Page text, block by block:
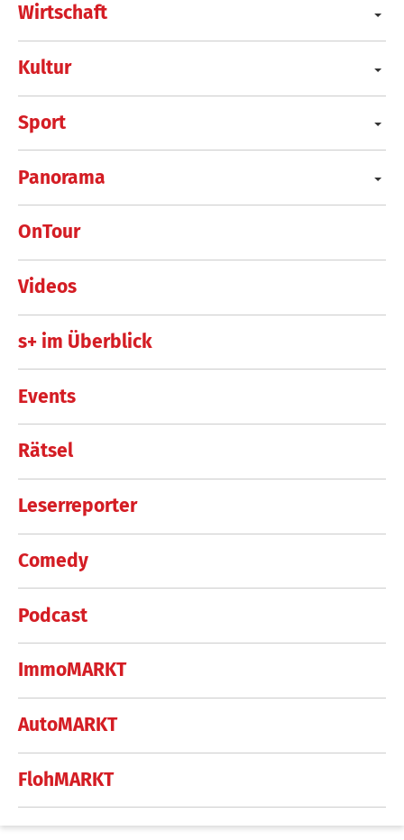
Wirtschaft
Kultur
Sport
Panorama
OnTour
Videos
s+ im Überblick
Events
Rätsel
Leserreporter
Comedy
Podcast
ImmoMARKT
AutoMARKT
FlohMARKT